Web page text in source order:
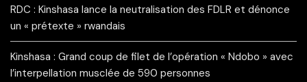
RDC : Kinshasa lance la neutralisation des FDLR et dénonce
un « prétexte » rwandais
Kinshasa : Grand coup de filet de l’opération « Ndobo » avec
l’interpellation musclée de 590 personnes